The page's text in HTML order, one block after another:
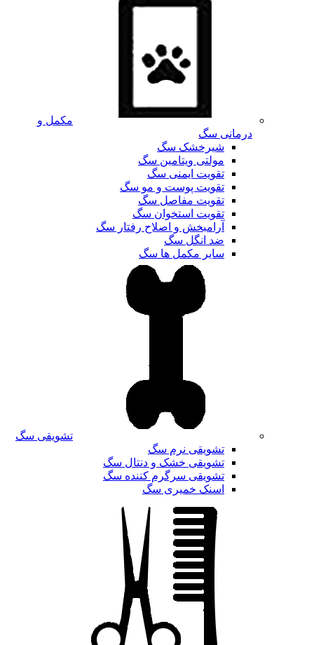
مکمل و
درمانی سگ
شیرخشک سگ
مولتی ویتامین سگ
تقویت ایمنی سگ
تقویت پوست و مو سگ
تقویت مفاصل سگ
تقویت استخوان سگ
آرامبخش و اصلاح رفتار سگ
ضد انگل سگ
سایر مکمل ها سگ
تشویقی سگ
تشویقی نرم سگ
تشویقی خشک و دنتال سگ
تشویقی سرگرم کننده سگ
اسنک خمیری سگ